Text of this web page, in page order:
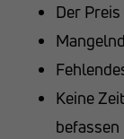
Der Preis
Keine
befassen